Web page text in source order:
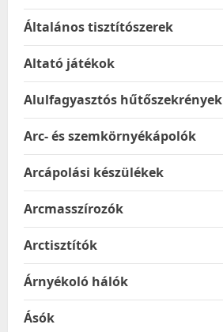
Általános tisztítószerek
Altató játékok
Alulfagyasztós hűtőszekrények
Arc- és szemkörnyékápolók
Arcápolási készülékek
Arcmasszírozók
Arctisztítók
Árnyékoló hálók
Ásók